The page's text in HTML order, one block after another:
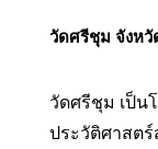
วัดศรีชุม จังหวั
วัดศรีชุม เป็น
ประวัติศาสต